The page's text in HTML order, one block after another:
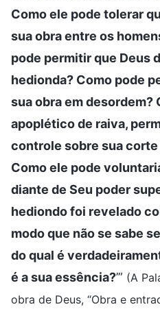
Como ele pode tolerar
sua obra entre os
pode permitir que Deus
hedionda? Como pode
sua obra em desordem?
apoplético de raiva,
controle sobre sua
Como ele pode
diante de Seu poder
hediondo foi revelado
modo que não se sabe
do qual é
é a sua essência?’” (A
obra de Deus, “Obra e